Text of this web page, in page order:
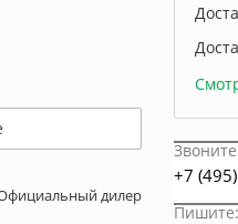
дилер
+7
Пишите: